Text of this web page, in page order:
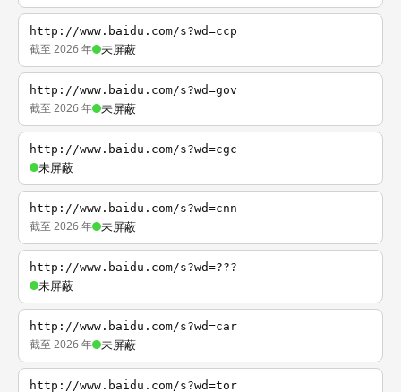
http://www.baidu.com/s?wd=ccp
截至 2026 年 未屏蔽
http://www.baidu.com/s?wd=gov
截至 2026 年 未屏蔽
http://www.baidu.com/s?wd=cgc
未屏蔽
http://www.baidu.com/s?wd=cnn
截至 2026 年 未屏蔽
http://www.baidu.com/s?wd=???
未屏蔽
http://www.baidu.com/s?wd=car
截至 2026 年 未屏蔽
http://www.baidu.com/s?wd=tor